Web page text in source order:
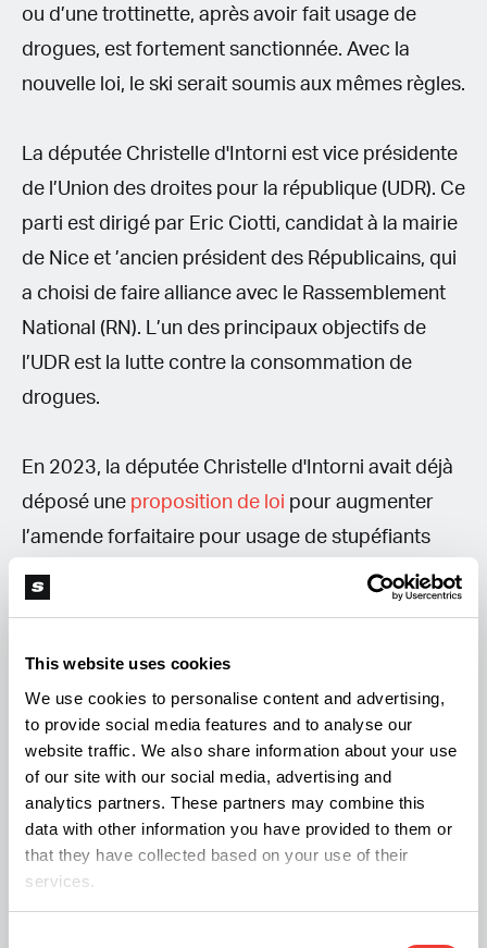
This website uses cookies
We use cookies to personalise content and advertising,
to provide social media features and to analyse our
website traffic. We also share information about your use
of our site with our social media, advertising and
analytics partners. These partners may combine this
data with other information you have provided to them or
that they have collected based on your use of their
services.
ou d’une trottinette, après avoir fait usage de
drogues, est fortement sanctionnée. Avec la
nouvelle loi, le ski serait soumis aux mêmes règles.
La députée Christelle d'Intorni est vice présidente
de l’Union des droites pour la république (UDR). Ce
parti est dirigé par Eric Ciotti, candidat à la mairie
de Nice et ’ancien président des Républicains, qui
a choisi de faire alliance avec le Rassemblement
National (RN). L’un des principaux objectifs de
l’UDR est la lutte contre la consommation de
drogues.
En 2023, la députée Christelle d'Intorni avait déjà
déposé une proposition de loi pour augmenter
l’amende forfaitaire pour usage de stupéfiants
jusqu’à 10 000 euros et 15 000 euros en cas de
La nouvelle loi permettrait de pratiquer des tests
salivaires sur les pistes de ski. Si le test est positif,
la députée propose des amendes à 135 euros
pouvant monter jusqu’à à 9000 euros assortis de
4 années de prison en cas de récidive dans les 5
ans.